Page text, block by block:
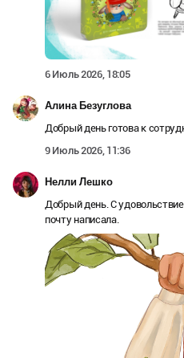
6 Июль 2026, 18:05
Алина Безуглова
Добрый день готова к
9 Июль 2026, 11:36
Нелли Лешко
Добрый день. С
почту написала.